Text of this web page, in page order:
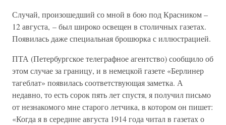
Случай, произошедший со мной в бою под Красником –
12 августа, – был широко освещен в столичных газетах.
Появилась даже специальная брошюрка с иллюстрацией.
ПТА (Петербургское телеграфное агентство) сообщило об
этом случае за границу, и в немецкой газете «Берлинер
тагеблат» появилась соответствующая заметка. А
недавно, то есть сорок пять лет спустя, я получил письмо
от незнакомого мне старого летчика, в котором он пишет:
«Когда я в середине августа 1914 года читал в газетах о